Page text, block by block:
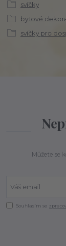
svíčky
bytové
svíčky pro
Můžete se
Souhlasím se